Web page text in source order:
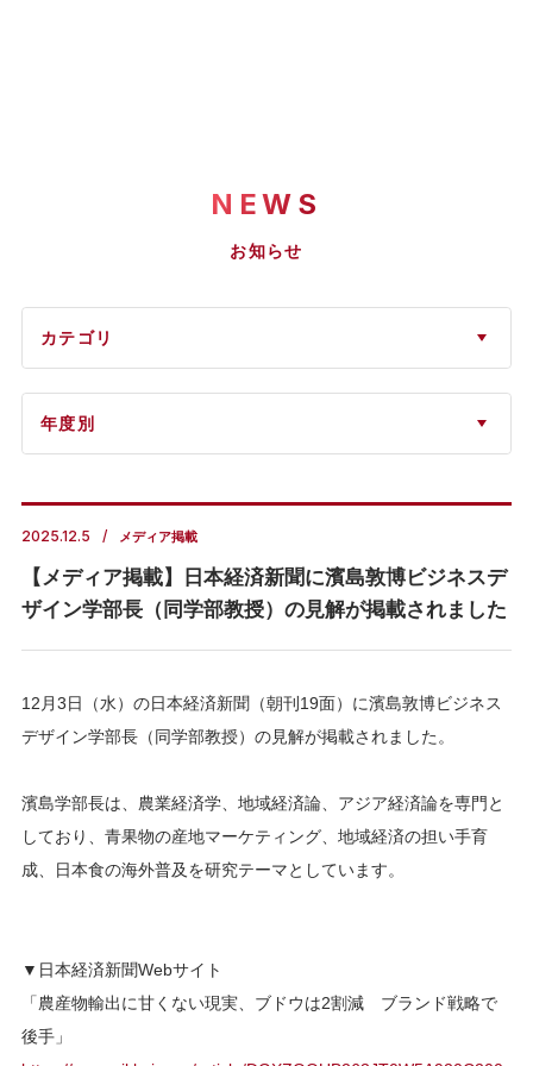
NEWS
お知らせ
2025.12.5 メディア掲載
【メディア掲載】日本経済新聞に濱島敦博ビジネスデ
ザイン学部長（同学部教授）の見解が掲載されました
12月3日（水）の日本経済新聞（朝刊19面）に濱島敦博ビジネス
デザイン学部長（同学部教授）の見解が掲載されました。
濱島学部長は、農業経済学、地域経済論、アジア経済論を専門と
しており、青果物の産地マーケティング、地域経済の担い手育
成、日本食の海外普及を研究テーマとしています。
▼日本経済新聞Webサイト
「農産物輸出に甘くない現実、ブドウは2割減 ブランド戦略で
後手」
カテゴリ
年度別